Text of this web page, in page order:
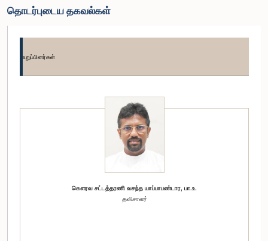
தொடர்புடைய தகவல்கள்
உறுப்பினர்கள்
கௌரவ சட்டத்தரணி வசந்த யாப்பாபண்டார, பா.உ.
தவிசாளர்